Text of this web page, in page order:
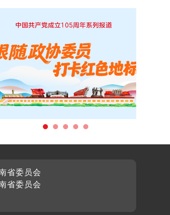
省委员会
省委员会